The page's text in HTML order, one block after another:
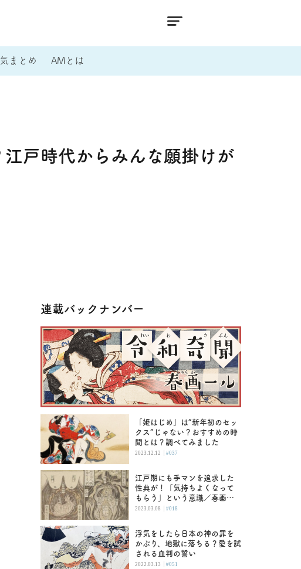
まとめ AMとは
戸時代からみんな願掛けが
連載バックナンバー
「姫はじめ」は“新年初のセッ
クス”じゃない？おすすめの時
間とは？調べてみました
2023.12.12 | #037
江戸期にも手マンを追求した
性典が！「気持ちよくなって
もらう」という意識／春画―
ル
2023.03.08 | #018
浮気をしたら日本の神の罪を
かぶり、地獄に落ちる？愛を試
される血判の誓い
2022.03.13 | #051